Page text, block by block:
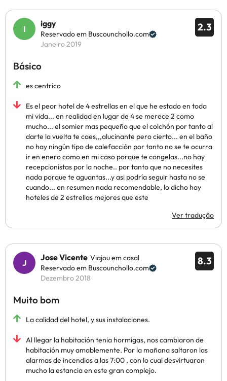
2.3
iggy
Reservado em Buscounchollo.com
Janeiro 2019
Básico
es centrico
Es el peor hotel de 4 estrellas en el que he estado en toda
mi vida... en realidad en lugar de 4 se merece 2 como
mucho... el somier mas pequeño que el colchón por tanto al
darte la vuelta te caes,,,alucinante pero cierto... en el baño
no hay ningún tipo de calefacción por tanto no se te ocurra
ir en enero como en mi caso porque te congelas...no hay
recepcionistas por la noche.. por tanto que no necesites
nada porque te aguantas...y asi podría seguir hasta no se
cuando... en resumen nada recomendable, lo dicho hay
hoteles de 2 estrellas mejores que este
Ver tradução
8.3
Jose Vicente Viajou em casal
Reservado em Buscounchollo.com
Dezembro 2018
Muito bom
La calidad del hotel, y sus instalaciones.
Al llegar la habitación tenia hormigas, nos cambiaron de
habitación muy amablemente. Por la mañana saltaron las
alarmas de incendios a las 7:00 , con lo cual desvirtuaron
mucho la estancia en este gran complejo.